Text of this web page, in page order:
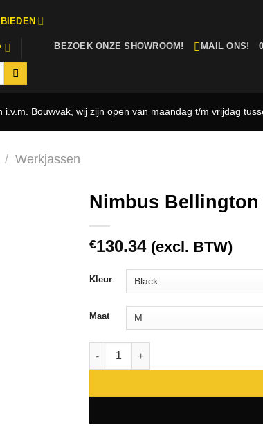
BEZOEK ONZE SHOWROOM! MAIL ONS!
Bouwvak, wij zijn open van maandag t/m vrijdag
/ Werkjassen
Nimbus Bellington
€130.34 (excl. BTW)
Kleur
Maat
Nimbus Bellington Werkjas aantal